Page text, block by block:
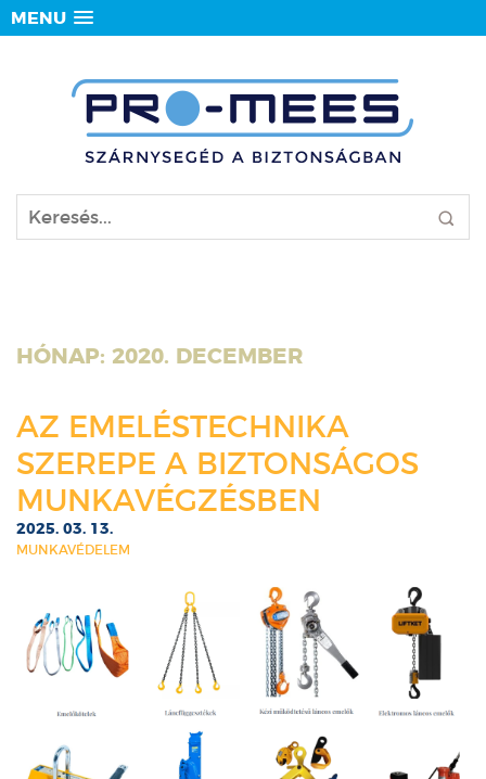
MENU
HÓNAP: 2020. DECEMBER
AZ EMELÉSTECHNIKA
SZEREPE A BIZTONSÁGOS
MUNKAVÉGZÉSBEN
2025. 03. 13.
MUNKAVÉDELEM